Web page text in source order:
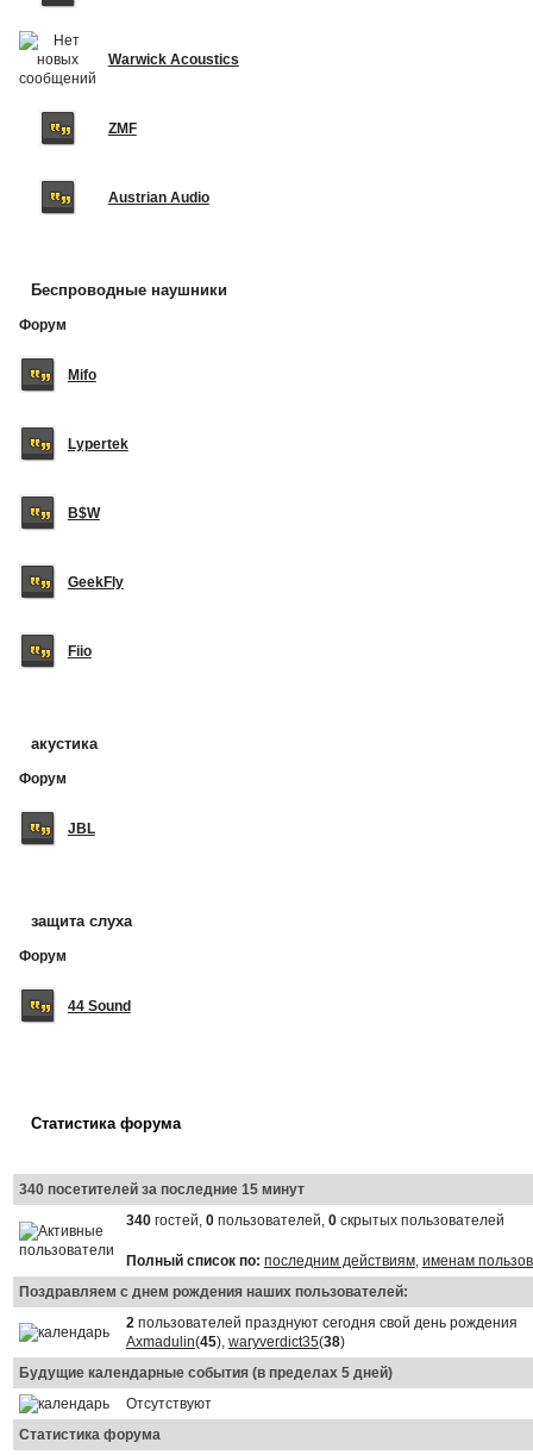
Warwick Acoustics
ZMF
Austrian Audio
Беспроводные наушники
Форум
Mifo
Lypertek
B$W
GeekFly
Fiio
акустика
Форум
JBL
защита слуха
Форум
44 Sound
Статистика форума
340 посетителей за последние 15 минут
340гостей, 0пользователей, 0скрытых пользователей
Полный список по: последним действиям, именам
Поздравляем с днем рождения наших пользователей:
2пользователей празднуют сегодня свой день рождения
Axmadulin(45), waryverdict35(38)
Будущие календарные события (в пределах 5 дней)
Отсутствуют
Статистика форума